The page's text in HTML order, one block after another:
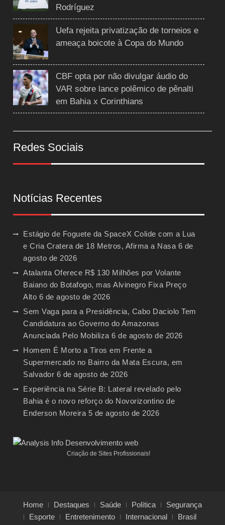
Rodríguez
Uefa rejeita privatização de torneios e
ameaça boicote à Copa do Mundo
CBF opta por não divulgar áudio do
VAR sobre lance polêmico de pênalti
em Bahia x Corinthians
Redes Sociais
Notícias Recentes
Estágio de Foguete da SpaceX Colide com a Lua
e Cria Cratera de 18 Metros, Afirma a Nasa 6 de
agosto de 2026
Atalanta Oferece R$ 130 Milhões por Volante
Baiano do Botafogo, mas Alvinegro Fixa Preço
Alto 6 de agosto de 2026
Sem Vaga para a Presidência, Cabo Daciolo Tem
Candidatura ao Governo do Amazonas
Anunciada Pelo Mobiliza 6 de agosto de 2026
Homem É Morto a Tiros em Frente a
Supermercado no Bairro da Mata Escura, em
Salvador 6 de agosto de 2026
Experiência na Série B: Lateral revelado pelo
Bahia é o novo reforço do Novorizontino de
Enderson Moreira 5 de agosto de 2026
Criação de Sites Profissionais!
Home Destaques Saúde Política
Segurança
Esporte
Entretenimento Internacional
Brasil